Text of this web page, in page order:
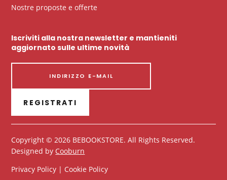
Nostre proposte e offerte
Iscriviti alla nostra newsletter e mantieniti
aggiornato sulle ultime novità
REGISTRATI
Copyright © 2026 BEBOOKSTORE. All Rights Reserved.
Designed by Cooburn
Privacy Policy | Cookie Policy